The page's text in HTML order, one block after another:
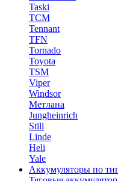
Taski
TCM
Tennant
TFN
Tornado
Toyota
TSM
Viper
Windsor
Метлана
Jungheinrich
Still
Linde
Heli
Yale
Аккумуляторы по